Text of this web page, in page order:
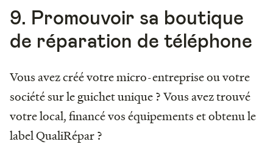
9. Promouvoir sa boutique
de réparation de téléphone
Vous avez créé votre micro-entreprise ou votre
société sur le guichet unique ? Vous avez trouvé
votre local, financé vos équipements et obtenu le
label QualiRépar ?